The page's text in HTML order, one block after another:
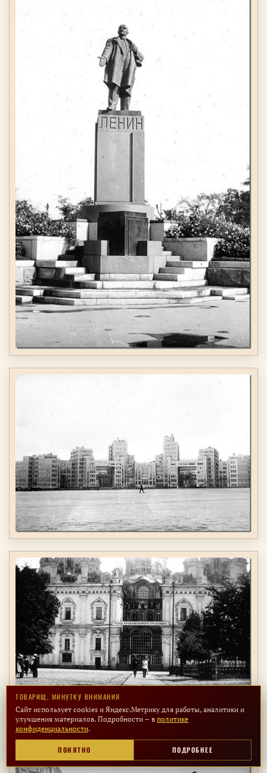
ТОВАРИЩ, МИНУТКУ ВНИМАНИЯ
Сайт использует cookies и Яндекс.Метрику для работы, аналитики и
улучшения материалов. Подробности – в политике
конфиденциальности.
ПОНЯТНО ПОДРОБНЕЕ